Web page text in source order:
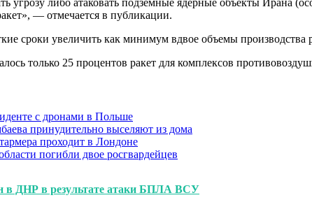
— отмечается в публикации.
сроки увеличить как минимум вдвое объемы производства
только 25 процентов ракет для комплексов
с дронами в Польше
принудительно выселяют из дома
проходит в Лондоне
погибли двое росгвардейцев
в ДНР в результате атаки БПЛА ВСУ